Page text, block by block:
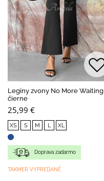
Legíny zvony No More Waiting
čierne
25,99 €
XS S M L XL
Doprava zadarmo
TAKMER VYPREDANÉ